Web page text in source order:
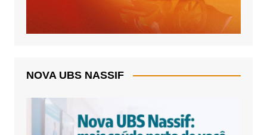
NOVA UBS NASSIF